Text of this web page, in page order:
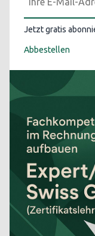
Jetzt gratis
Abbestellen